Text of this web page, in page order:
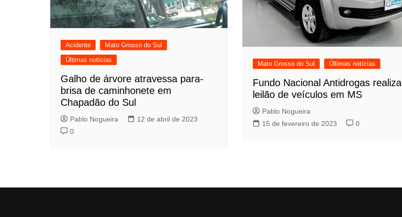
Acidente
Mato Grosso do Sul
Últimas notícias
Galho de árvore atravessa para-
brisa de caminhonete em
Chapadão do Sul
Pablo Nogueira
12 de abril de 2023
0
Mato Grosso do Sul Últimas notícias
Fundo Nacional Antidrogas realiza
leilão de veículos em MS
Pablo Nogueira
15 de fevereiro de 2023
0